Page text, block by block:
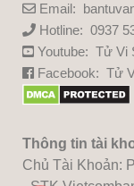
Email:
Hotline: 0937
Youtube: Tử Vi
Facebook: Tử
Thông tin tài
Chủ Tài Khoản: